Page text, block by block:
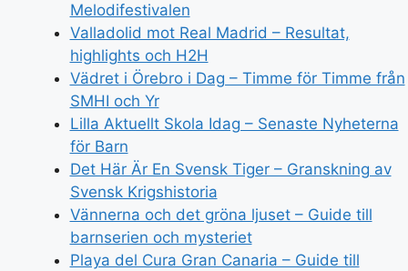
Melodifestivalen
Valladolid mot Real Madrid – Resultat,
highlights och H2H
Vädret i Örebro i Dag – Timme för Timme från
SMHI och Yr
Lilla Aktuellt Skola Idag – Senaste Nyheterna
för Barn
Det Här Är En Svensk Tiger – Granskning av
Svensk Krigshistoria
Vännerna och det gröna ljuset – Guide till
barnserien och mysteriet
Playa del Cura Gran Canaria – Guide till